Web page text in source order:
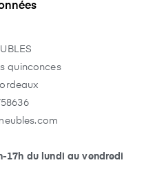
quinconces
17h du lundi au vendredi